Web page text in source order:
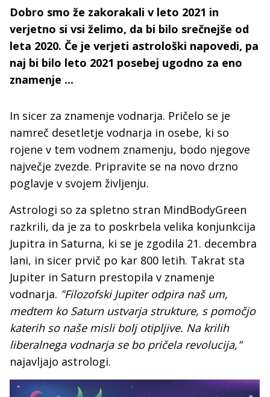
Dobro smo že zakorakali v leto 2021 in
verjetno si vsi želimo, da bi bilo srečnejše od
leta 2020. Če je verjeti astrološki napovedi, pa
naj bi bilo leto 2021 posebej ugodno za eno
znamenje ...
In sicer za znamenje vodnarja. Pričelo se je
namreč desetletje vodnarja in osebe, ki so
rojene v tem vodnem znamenju, bodo njegove
največje zvezde. Pripravite se na novo drzno
poglavje v svojem življenju.
Astrologi so za spletno stran MindBodyGreen
razkrili, da je za to poskrbela velika konjunkcija
Jupitra in Saturna, ki se je zgodila 21. decembra
lani, in sicer prvič po kar 800 letih. Takrat sta
Jupiter in Saturn prestopila v znamenje
vodnarja. "Filozofski Jupiter odpira naš um,
medtem ko Saturn ustvarja strukture, s pomočjo
katerih so naše misli bolj otipljive. Na krilih
liberalnega vodnarja se bo pričela revolucija,"
najavljajo astrologi.